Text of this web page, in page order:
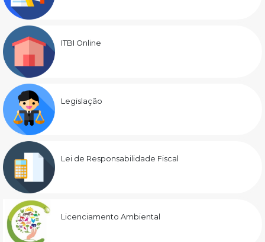
ITBI Online
Legislação
Lei de Responsabilidade Fiscal
Licenciamento Ambiental